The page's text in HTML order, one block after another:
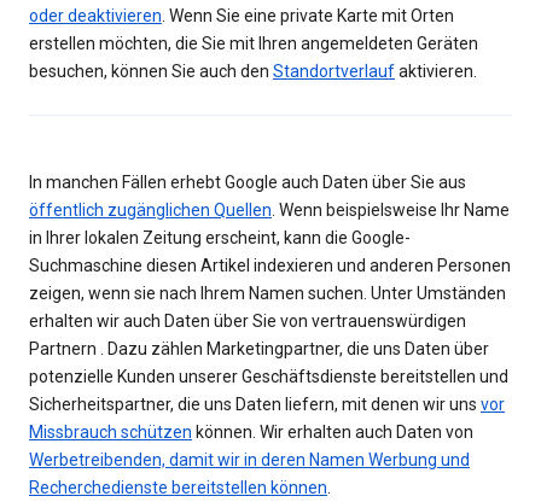
oder deaktivieren. Wenn Sie eine private Karte mit Orten
erstellen möchten, die Sie mit Ihren angemeldeten Geräten
besuchen, können Sie auch den Standortverlaufaktivieren.
In manchen Fällen erhebt Google auch Daten über Sie aus
öffentlich zugänglichen Quellen. Wenn beispielsweise Ihr Name
in Ihrer lokalen Zeitung erscheint, kann die Google-
Suchmaschine diesen Artikel indexieren und anderen Personen
zeigen, wenn sie nach Ihrem Namen suchen. Unter Umständen
erhalten wir auch Daten über Sie von vertrauenswürdigen
Partnern . Dazu zählen Marketingpartner, die uns Daten über
potenzielle Kunden unserer Geschäftsdienste bereitstellen und
Sicherheitspartner, die uns Daten liefern, mit denen wir uns vor
Missbrauch schützen können. Wir erhalten auch Daten von
Werbetreibenden, damit wir in deren Namen Werbung und
Recherchedienste bereitstellen können.